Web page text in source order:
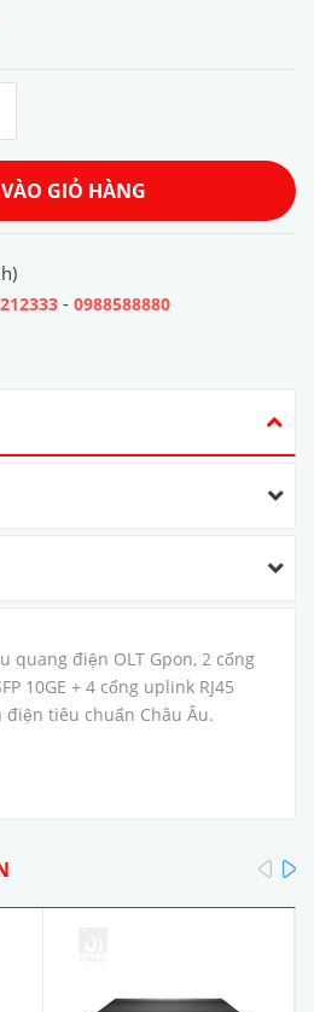
GIỎ HÀNG
- 0988588880
quang điện OLT Gpon, 2 cổng
10GE + 4 cổng uplink RJ45
điện tiêu chuẩn Châu Âu.